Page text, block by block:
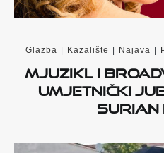
Glazba Kazalište Najava
Mjuzikl i
umjetnički
Surian